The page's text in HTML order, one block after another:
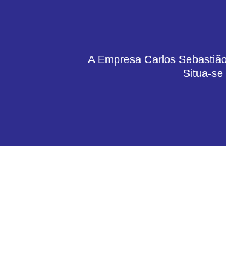
A Empresa Carlos
Situa-